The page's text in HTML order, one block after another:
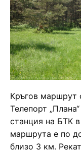
Кръгов маршрут
Телепорт
станция на БТК
маршрута е по
близо 3 км.